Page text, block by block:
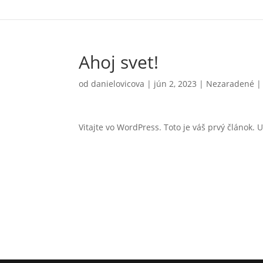
Ahoj svet!
oddanielovicova | jún 2, 2023 | Nezaradené |
Vitajte vo WordPress. Toto je váš prvý článok.